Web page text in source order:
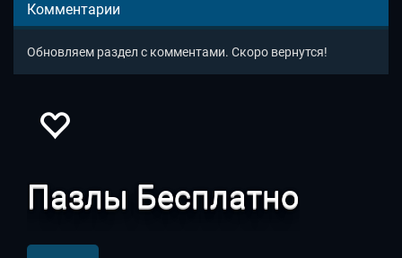
Комментарии
Обновляем раздел с комментами. Скоро вернутся!
Пазлы Бесплатно